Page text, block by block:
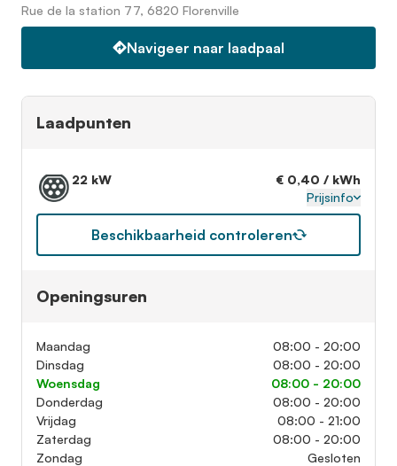
Rue de la station 77, 6820 Florenville
Navigeer naar laadpaal
Laadpunten
22 kW
€ 0,40 / kWh
Prijsinfo
Beschikbaarheid controleren
Openingsuren
Maandag
08:00 - 20:00
Dinsdag
08:00 - 20:00
Woensdag
08:00 - 20:00
Donderdag
08:00 - 20:00
Vrijdag
08:00 - 21:00
Zaterdag
08:00 - 20:00
Zondag
Gesloten